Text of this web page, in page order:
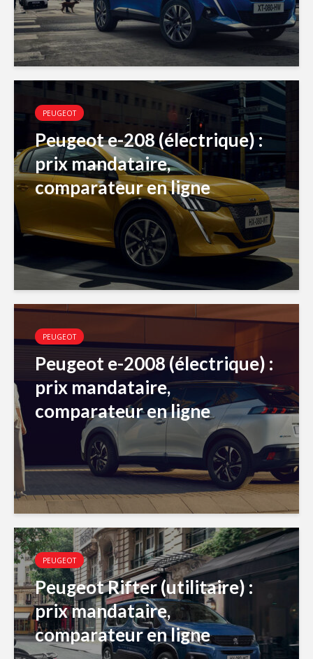
PEUGEOT
Peugeot e-208 (électrique) :
prix mandataire,
comparateur en ligne
PEUGEOT
Peugeot e-2008 (électrique) :
prix mandataire,
comparateur en ligne
PEUGEOT
Peugeot Rifter (utilitaire) :
prix mandataire,
comparateur en ligne